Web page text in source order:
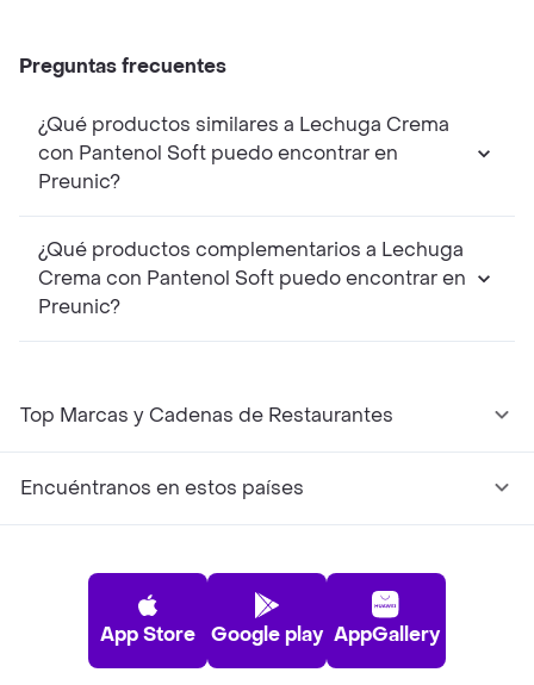
Preguntas frecuentes
¿Qué productos similares a Lechuga Crema
con Pantenol Soft puedo encontrar en
Preunic?
¿Qué productos complementarios a Lechuga
Crema con Pantenol Soft puedo encontrar en
Preunic?
Top Marcas y Cadenas de Restaurantes
Encuéntranos en estos países
App Store Google play AppGallery